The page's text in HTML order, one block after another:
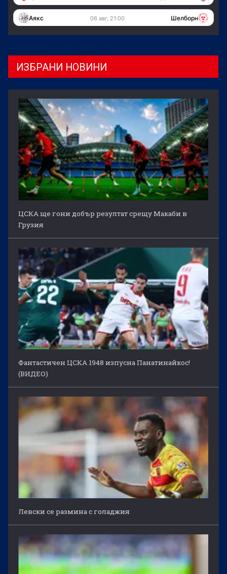
Аякс 06 авг, 21:00 Шелборн
ИЗБРАНИ НОВИНИ
ЦСКА ще гони добър резултат срещу Макаби в
Грузия
Фантастичен ЦСКА 1948 изпусна Панатинайкос!
(ВИДЕО)
Левски се размина с голаджия